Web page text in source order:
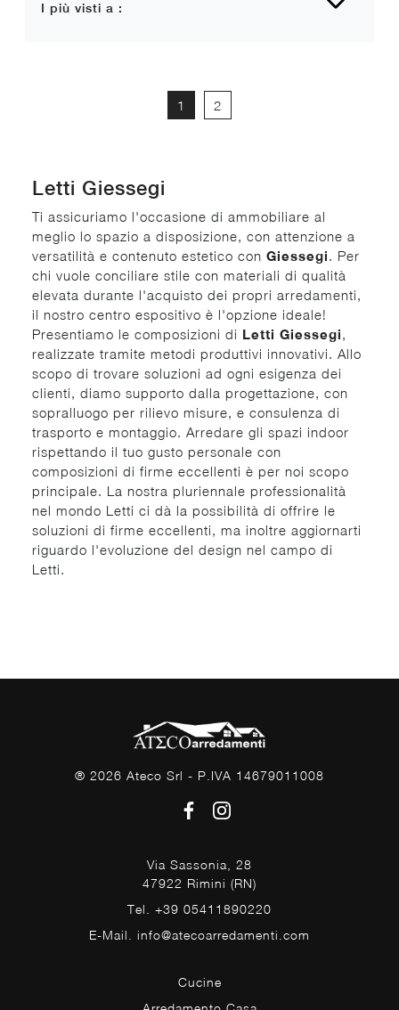
I più visti a :
1 2
Letti Giessegi
Ti assicuriamo l'occasione di ammobiliare al
meglio lo spazio a disposizione, con attenzione a
versatilità e contenuto estetico con Giessegi. Per
chi vuole conciliare stile con materiali di qualità
elevata durante l'acquisto dei propri arredamenti,
il nostro centro espositivo è l'opzione ideale!
Presentiamo le composizioni di Letti Giessegi,
realizzate tramite metodi produttivi innovativi. Allo
scopo di trovare soluzioni ad ogni esigenza dei
clienti, diamo supporto dalla progettazione, con
sopralluogo per rilievo misure, e consulenza di
trasporto e montaggio. Arredare gli spazi indoor
rispettando il tuo gusto personale con
composizioni di firme eccellenti è per noi scopo
principale. La nostra pluriennale professionalità
nel mondo Letti ci dà la possibilità di offrire le
soluzioni di firme eccellenti, ma inoltre aggiornarti
riguardo l'evoluzione del design nel campo di
Letti.
® 2026 Ateco Srl - P.IVA 14679011008
Via Sassonia, 28
47922 Rimini (RN)
Tel. +39 05411890220
E-Mail. info@atecoarredamenti.com
Cucine